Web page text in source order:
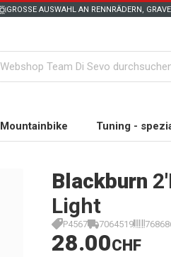
GROSSE AUSWAHL AN RENNRÄDERN,
Mountainbike Tuning -
Blackburn
Light
P4567 7064519
28.00CHF